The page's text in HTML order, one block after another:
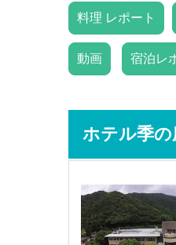
料理 レポート
動画 宿泊レ
ホテル季の